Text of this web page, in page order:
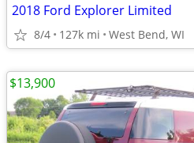
2018 Ford Explorer Limited
8/4 127k mi West Bend, WI
$13,900